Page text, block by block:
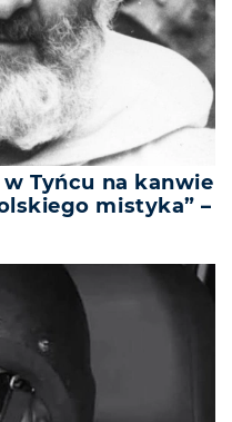
Tyńcu na kanwie
mistyka” –